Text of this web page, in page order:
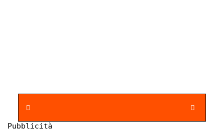
Pubblicità